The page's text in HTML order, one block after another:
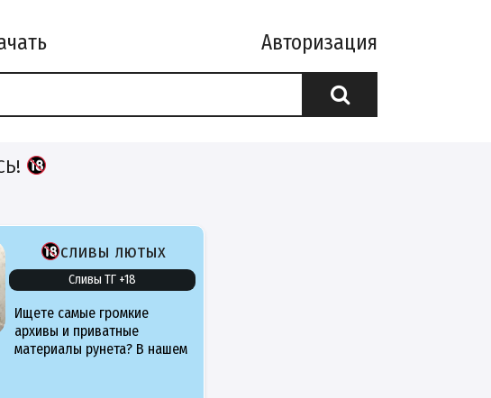
Авторизация
сливы лютых
Сливы ТГ +18
Ищете самые громкие
архивы и приватные
материалы рунета? В нашем